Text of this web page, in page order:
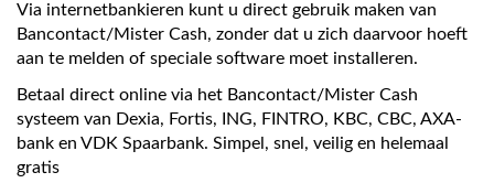
Via internetbankieren kunt u direct gebruik maken van
Bancontact/Mister Cash, zonder dat u zich daarvoor hoeft
aan te melden of speciale software moet installeren.
Betaal direct online via het Bancontact/Mister Cash
systeem van Dexia, Fortis, ING, FINTRO, KBC, CBC, AXA-
bank en VDK Spaarbank. Simpel, snel, veilig en helemaal
gratis